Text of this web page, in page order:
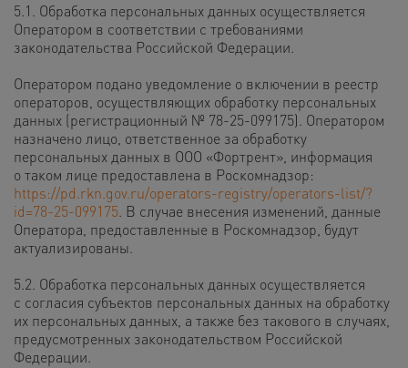
5.1. Обработка персональных данных осуществляется
Оператором в соответствии с требованиями
законодательства Российской Федерации.
Оператором подано уведомление о включении в реестр
операторов, осуществляющих обработку персональных
данных (регистрационный № 78-25-099175). Оператором
назначено лицо, ответственное за обработку
персональных данных в ООО «Фортрент», информация
о таком лице предоставлена в Роскомнадзор:
https://pd.rkn.gov.ru/operators-registry/operators-list/?
id=78-25-099175 . В случае внесения изменений, данные
Оператора, предоставленные в Роскомнадзор, будут
актуализированы.
5.2. Обработка персональных данных осуществляется
с согласия субъектов персональных данных на обработку
их персональных данных, а также без такового в случаях,
предусмотренных законодательством Российской
Федерации.